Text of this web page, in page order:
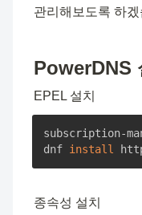
관리해보도록 하
PowerDNS
EPEL 설치
subscription-
dnf install
종속성 설치